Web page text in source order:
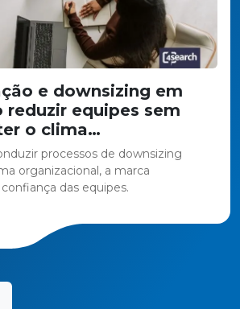
e downsizing em
reduzir equipes sem
o clima
e a marca
processos de downsizing
organizacional, a marca
das equipes.